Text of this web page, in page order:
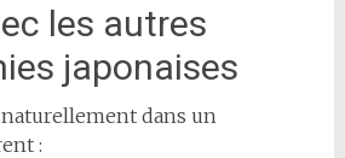
les autres
japonaises
dans un
: